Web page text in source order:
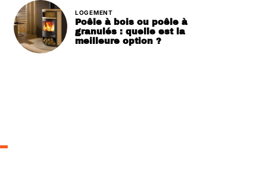
LOGEMENT
Poêle à bois ou poêle à
granulés : quelle est la
meilleure option ?